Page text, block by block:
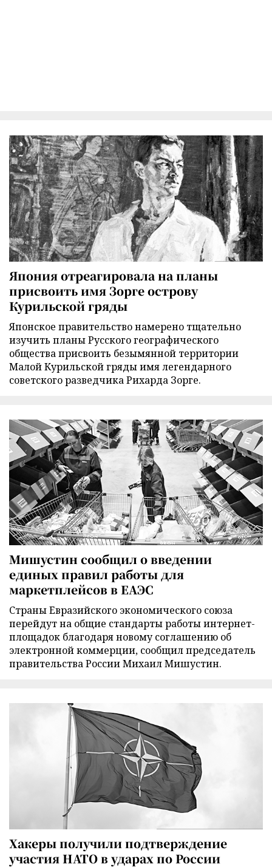
Япония отреагировала на планы
присвоить имя Зорге острову
Курильской гряды
Японское правительство намерено тщательно
изучить планы Русского географического
общества присвоить безымянной территории
Малой Курильской гряды имя легендарного
советского разведчика Рихарда Зорге.
Мишустин сообщил о введении
единых правил работы для
маркетплейсов в ЕАЭС
Страны Евразийского экономического союза
перейдут на общие стандарты работы интернет-
площадок благодаря новому соглашению об
электронной коммерции, сообщил председатель
правительства России Михаил Мишустин.
Хакеры получили подтверждение
участия НАТО в ударах по России